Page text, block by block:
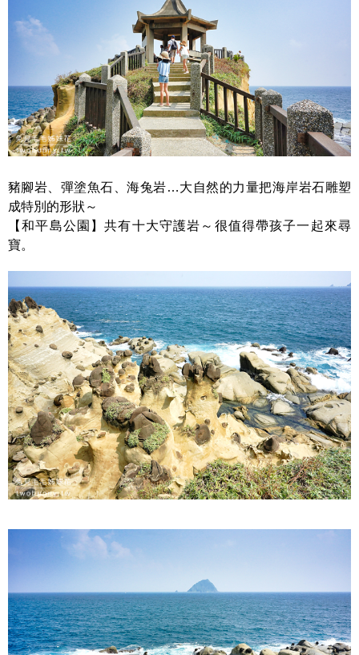
豬腳岩、彈塗魚石、海兔岩…大自然的力量把海岸岩石雕塑
成特別的形狀～
【和平島公園】共有十大守護岩～很值得帶孩子一起來尋
寶。